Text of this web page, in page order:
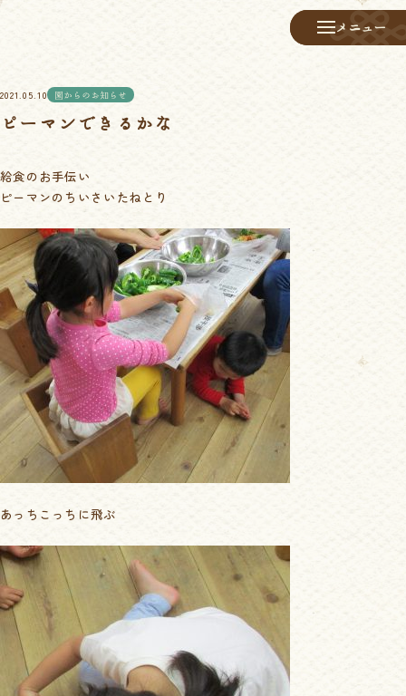
メニュー
メニュー
2021.05.10 園からのお知らせ
ピーマンできるかな
給食のお手伝い
ピーマンのちいさいたねとり
あっちこっちに飛ぶ